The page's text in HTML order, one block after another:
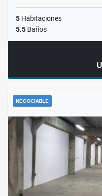
5 Habitaciones
5.5 Baños
NEGOCIABLE